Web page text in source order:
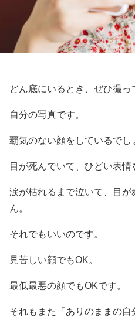
どん底にいるとき、ぜひ撮っ
自分の写真です。
覇気のない顔をしているでし
目が死んでいて、ひどい表情
涙が枯れるまで泣いて、目
ん。
それでもいいのです。
見苦しい顔でもOK。
最低最悪の顔でもOKです。
それもまた「ありのままの自